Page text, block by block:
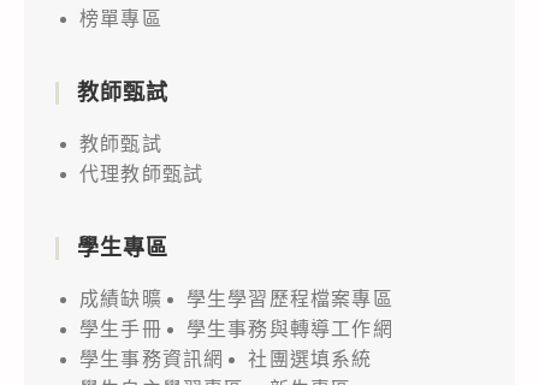
榜單專區
教師甄試
教師甄試
代理教師甄試
學生專區
成績缺曠
學生學習歷程檔案專區
學生手冊
學生事務與轉導工作網
學生事務資訊網
社團選填系統